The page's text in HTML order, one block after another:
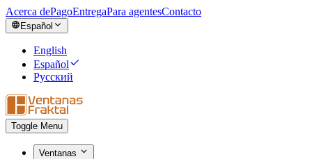
Acerca dePagoEntregaPara agentesContacto
Español
English
Español
Русский
Toggle Menu
Ventanas